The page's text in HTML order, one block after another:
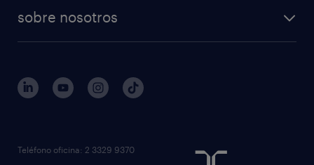
sobre nosotros
Teléfono oficina: 2 3329 9370